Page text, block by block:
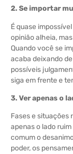
2. Se importar
É quase
opinião alheia,
Quando você se
acaba deixando
possíveis
siga em frente e
3. Ver apenas o
Fases e situações
apenas o lado
comum o
poder, os